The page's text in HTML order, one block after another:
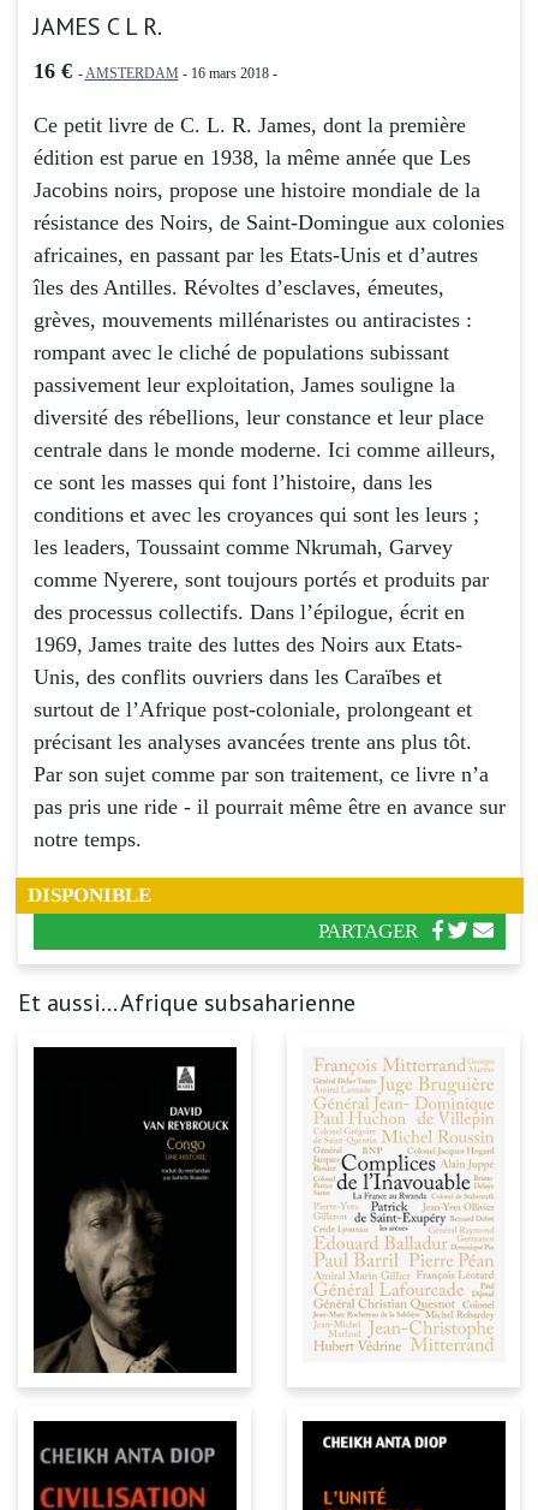
JAMES C L R.
16 € - AMSTERDAM - 16 mars 2018 -
Ce petit livre de C. L. R. James, dont la première
édition est parue en 1938, la même année que Les
Jacobins noirs, propose une histoire mondiale de la
résistance des Noirs, de Saint-Domingue aux colonies
africaines, en passant par les Etats-Unis et d’autres
îles des Antilles. Révoltes d’esclaves, émeutes,
grèves, mouvements millénaristes ou antiracistes :
rompant avec le cliché de populations subissant
passivement leur exploitation, James souligne la
diversité des rébellions, leur constance et leur place
centrale dans le monde moderne. Ici comme ailleurs,
ce sont les masses qui font l’histoire, dans les
conditions et avec les croyances qui sont les leurs ;
les leaders, Toussaint comme Nkrumah, Garvey
comme Nyerere, sont toujours portés et produits par
des processus collectifs. Dans l’épilogue, écrit en
1969, James traite des luttes des Noirs aux Etats-
Unis, des conflits ouvriers dans les Caraïbes et
surtout de l’Afrique post-coloniale, prolongeant et
précisant les analyses avancées trente ans plus tôt.
Par son sujet comme par son traitement, ce livre n’a
pas pris une ride - il pourrait même être en avance sur
notre temps.
DISPONIBLE
PARTAGER
Et aussi... Afrique subsaharienne